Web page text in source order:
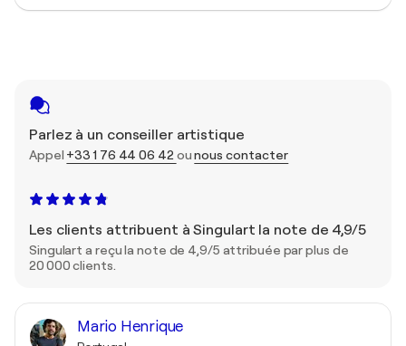
Parlez à un conseiller artistique
Appel +33 1 76 44 06 42 ounous contacter
Les clients attribuent à Singulart la note de 4,9/5
Singulart a reçu la note de 4,9/5 attribuée par plus de
20 000 clients.
Mario Henrique